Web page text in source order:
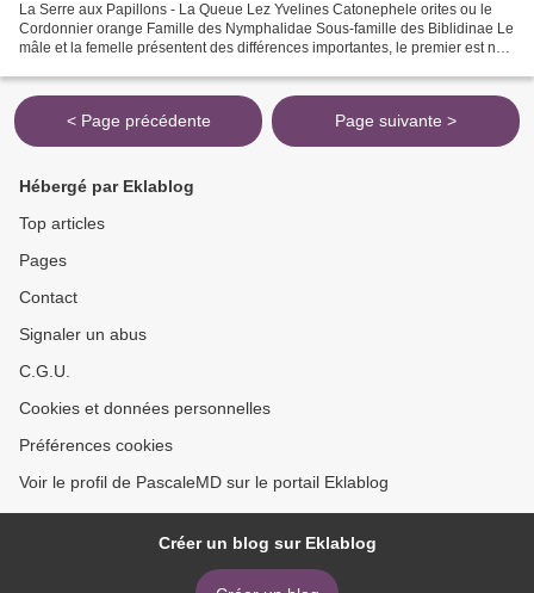
La Serre aux Papillons - La Queue Lez Yvelines Catonephele orites ou le
Cordonnier orange Famille des Nymphalidae Sous-famille des Biblidinae Le
mâle et la femelle présentent des différences importantes, le premier est noir
< Page précédente Page suivante >
Hébergé par Eklablog
Top articles
Pages
Contact
Signaler un abus
C.G.U.
Cookies et données personnelles
Préférences cookies
Voir le profil de PascaleMD sur le portail Eklablog
Créer un blog sur Eklablog